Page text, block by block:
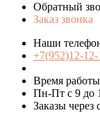
Обратный
Заказ звонка
Наши
+7(952)12-12-
Время работы
Пн-Пт с 9 до
Заказы через